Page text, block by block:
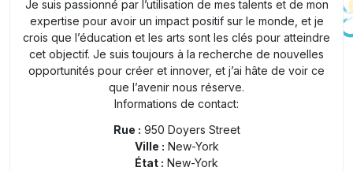
Je suis passionné par l’utilisation de mes talents et de mon
expertise pour avoir un impact positif sur le monde, et je
crois que l’éducation et les arts sont les clés pour atteindre
cet objectif. Je suis toujours à la recherche de nouvelles
opportunités pour créer et innover, et j’ai hâte de voir ce
que l’avenir nous réserve.
Informations de contact:
Rue : 950 Doyers Street
Ville : New-York
État : New-York